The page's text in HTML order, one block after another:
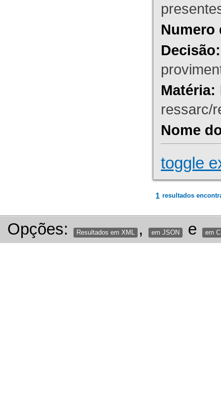
Numero
Decisão:
Matéria:
ressarc/
Nome
toggle
1 resultados
Opções: Resultados em XML , em JSON e em